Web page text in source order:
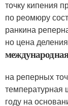
точку кипения
по реомюру
ранкина
но цена
на реперных
температурная
году на